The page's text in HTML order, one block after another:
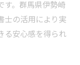
す。群馬県伊勢崎
士の活用により実
る安心感を得られ